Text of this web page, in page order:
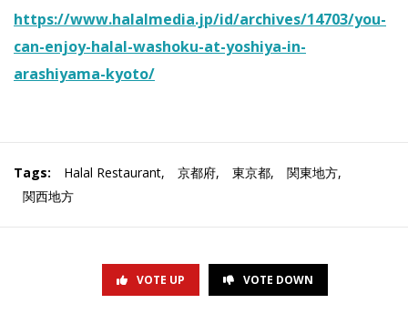
https://www.halalmedia.jp/id/archives/14703/you-
can-enjoy-halal-washoku-at-yoshiya-in-
arashiyama-kyoto/
Tags: Halal Restaurant, 京都府, 東京都, 関東地方,
関西地方
VOTE UP VOTE DOWN